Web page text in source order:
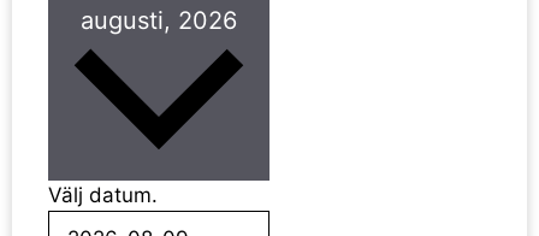
augusti, 2026
Välj datum.